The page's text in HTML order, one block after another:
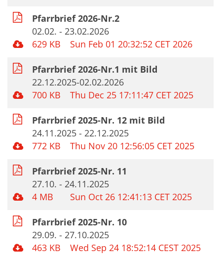
Pfarrbrief 2026-Nr.2
02.02. - 23.02.2026
629 KB
Sun Feb 01 20:32:52 CET 2026
Pfarrbrief 2026-Nr.1 mit Bild
22.12.2025-02.02.2026
700 KB
Thu Dec 25 17:11:47 CET 2025
Pfarrbrief 2025-Nr. 12 mit Bild
24.11.2025 - 22.12.2025
772 KB
Thu Nov 20 12:56:05 CET 2025
Pfarrbrief 2025-Nr. 11
27.10. - 24.11.2025
4 MB
Sun Oct 26 12:41:13 CET 2025
Pfarrbrief 2025-Nr. 10
29.09. - 27.10.2025
463 KB
Wed Sep 24 18:52:14 CEST 2025